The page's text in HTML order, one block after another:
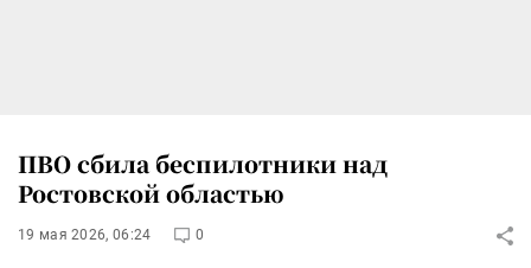
ПВО сбила беспилотники над
Ростовской областью
19 мая 2026, 06:24 0